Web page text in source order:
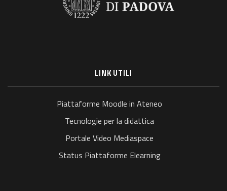
LINK UTILI
Piattaforme Moodle in Ateneo
Tecnologie per la didattica
Portale Video Mediaspace
Status Piattaforme Elearning